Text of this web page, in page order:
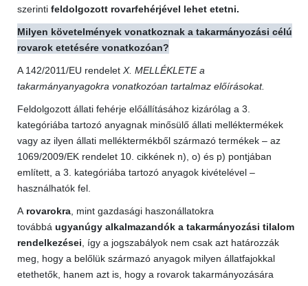
szerinti feldolgozott rovarfehérjével lehet etetni.
Milyen követelmények vonatkoznak a takarmányozási célú
rovarok etetésére vonatkozóan?
A 142/2011/EU rendelet X. MELLÉKLETE a
takarmányanyagokra vonatkozóan tartalmaz előírásokat.
Feldolgozott állati fehérje előállításához kizárólag a 3.
kategóriába tartozó anyagnak minősülő állati melléktermékek
vagy az ilyen állati melléktermékből származó termékek – az
1069/2009/EK rendelet 10. cikkének n), o) és p) pontjában
említett, a 3. kategóriába tartozó anyagok kivételével –
használhatók fel.
A rovarokra, mint gazdasági haszonállatokra
továbbá ugyanúgy alkalmazandók a takarmányozási tilalom
rendelkezései, így a jogszabályok nem csak azt határozzák
meg, hogy a belőlük származó anyagok milyen állatfajokkal
etethetők, hanem azt is, hogy a rovarok takarmányozására